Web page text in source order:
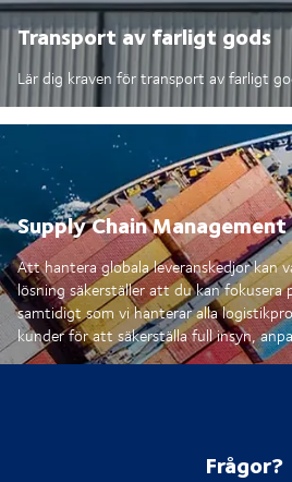
Transport av farligt gods
Lär dig kraven för transport av farligt
Supply Chain
Att hantera globala leveranskedjor kan
lösning säkerställer att du kan fokusera
samtidigt som vi hanterar alla
kunder för att säkerställa full insyn,
Frågor?